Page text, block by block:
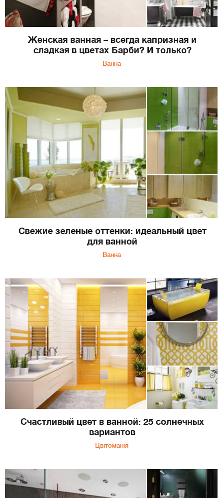
Женская ванная – всегда капризная и
сладкая в цветах Барби? И только?
Ванна
Свежие зеленые оттенки: идеальный цвет
для ванной
Ванна
Счастливый цвет в ванной: 25 солнечных
вариантов
Цвітоманія